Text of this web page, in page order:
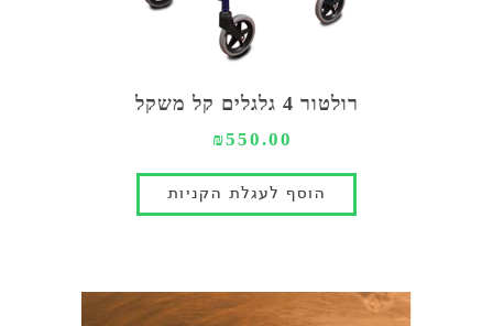
רולטור 4 גלגלים קל משקל
₪550.00